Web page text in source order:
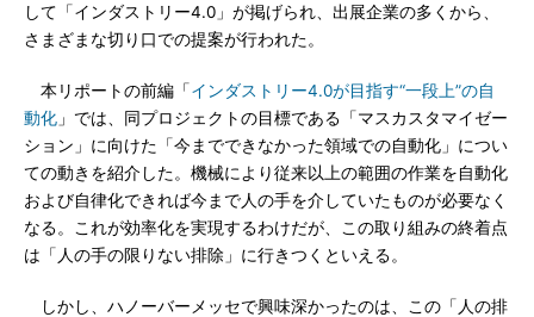
して「インダストリー4.0」が掲げられ、出展企業の多くから、
さまざまな切り口での提案が行われた。
本リポートの前編「インダストリー4.0が目指す“一段上”の自
動化 」では、同プロジェクトの目標である「マスカスタマイゼー
ション」に向けた「今までできなかった領域での自動化」につい
ての動きを紹介した。機械により従来以上の範囲の作業を自動化
および自律化できれば今まで人の手を介していたものが必要なく
なる。これが効率化を実現するわけだが、この取り組みの終着点
は「人の手の限りない排除」に行きつくといえる。
しかし、ハノーバーメッセで興味深かったのは、この「人の排